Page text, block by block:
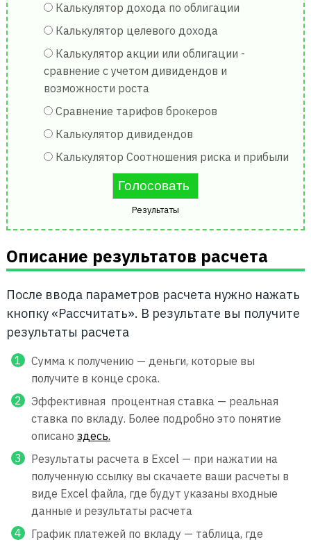
Калькулятор дохода по облигации
Калькулятор целевого дохода
Калькулятор акции или облигации -
сравнение с учетом дивидендов и
возможности роста
Сравнение тарифов брокеров
Калькулятор дивидендов
Калькулятор Соотношения риска и прибыли
Результаты
Описание результатов расчета
После ввода параметров расчета нужно нажать
кнопку «Рассчитать». В результате вы получите
результаты расчета
Сумма к получению — деньги, которые вы
получите в конце срока.
Эффективная процентная ставка — реальная
ставка по вкладу. Более подробно это понятие
описано здесь.
Результаты расчета в Excel — при нажатии на
полученную ссылку вы скачаете ваши расчеты в
виде Excel файла, где будут указаны входные
данные и результаты расчета
График платежей по вкладу — таблица, где